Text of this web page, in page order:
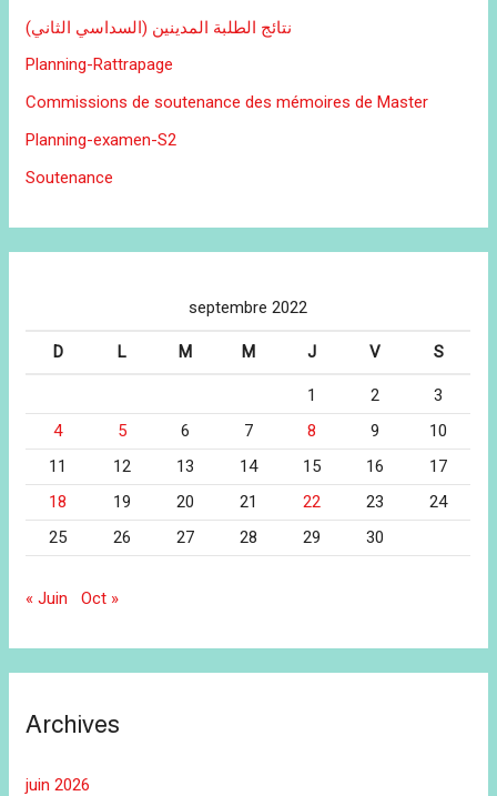
نتائج الطلبة المدينين (السداسي الثاني)
Planning-Rattrapage
Commissions de soutenance des mémoires de Master
Planning-examen-S2
Soutenance
septembre 2022
D L M M J V S
1 2
3
4
5 6 7 8 9
10
11
12 13 14 15 16
17
18
19 20 21 22 23
24
25
26 27 28 29 30
« Juin Oct »
Archives
juin 2026